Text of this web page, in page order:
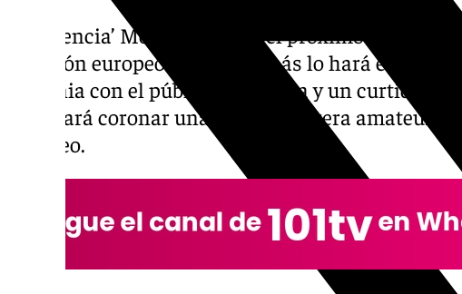
‘La Esencia’ Molina luchará el próximo 28 de
cinturón europeo EBU y además lo hará en
Lituania con el público en contra y un curtido
intentará coronar una exitosa carrera amateur y
europeo.